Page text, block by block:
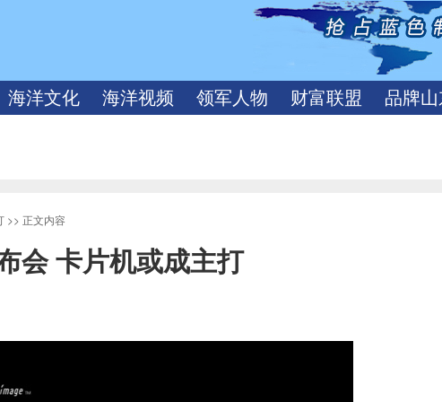
海洋文化 海洋视频 领军人物 财富联盟 品牌
>> 正文内容
会 卡片机或成主打